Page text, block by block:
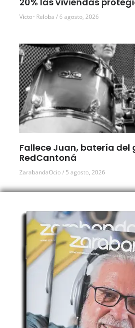
Víctor Reloba 6 agosto, 2026
Fallece Juan, batería del
RedCantoná
ZarabandaOcio 5 agosto, 2026